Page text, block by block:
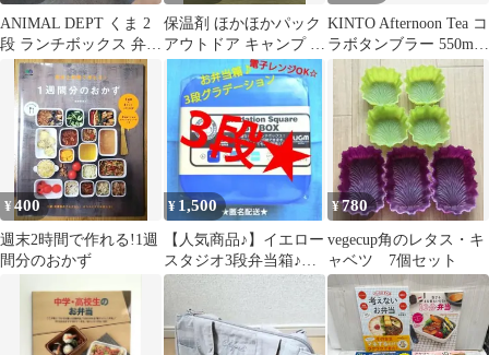
ANIMAL DEPT くま 2
段 ランチボックス 弁当
箱 フォーク付き 新品
保温剤 ほかほかパック
アウトドア キャンプ 調
理 保温 新品 未使用
KINTO Afternoon Tea コ
ラボタンブラー 550ml
入手困難
¥400
週末2時間で作れる!1週
間分のおかず
¥ 1,500
【人気商品♪】イエロー
スタジオ3段弁当箱♪グ
ラデーション★ブルー
¥780
vegecup角のレタス・キ
ャベツ 7個セット